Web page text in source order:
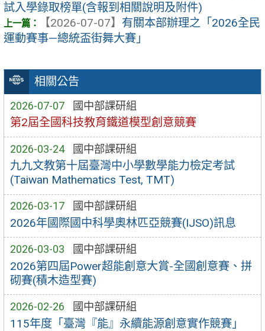
相關公告
2026-07-07 國中部課研組
第2屆全國科技教育鐵道模型創意競賽
2026-03-24 國中部課研組
九九文教第十屆臺灣中小學數學能力檢定考試
(Taiwan Mathematics Test, TMT)
2026-03-17 國中部課研組
2026年國際國中科學奧林匹亞競賽(IJSO)訊息
2026-03-03 國中部課研組
2026第四屆Power超能創意大賞-全國創意賽、拼
砌賽(積木造型賽)
2026-02-26 國中部課研組
115年度「臺灣『能』永續能源創意實作競賽」
試入學錄取榜單(含報到相關說明及附件)
【2026-07-07】 有關本部辦理之「2026全民
運動賽事—總統盃街舞大賽」